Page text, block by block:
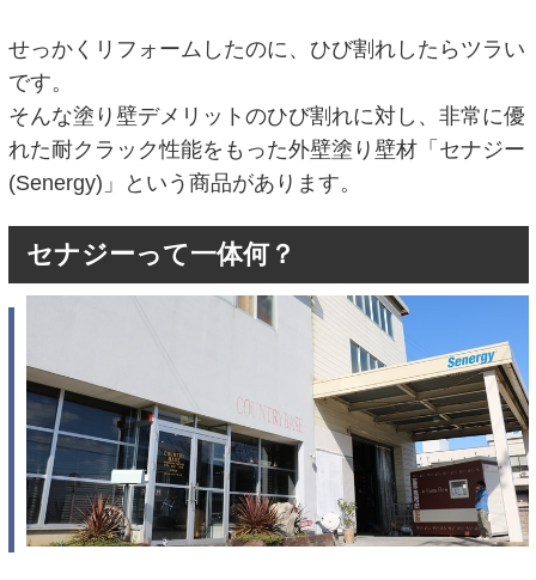
せっかくリフォームしたのに、ひび割れしたらツラい
です。
そんな塗り壁デメリットのひび割れに対し、非常に優
れた耐クラック性能をもった外壁塗り壁材「セナジー
(Senergy)」という商品があります。
セナジーって一体何？